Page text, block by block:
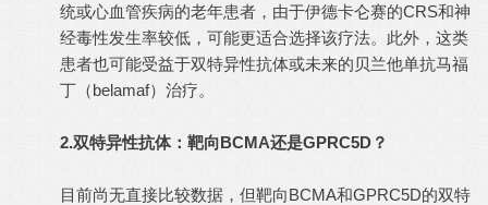
统或心血管疾病的老年患者，由于伊德卡仑赛的CRS和神
经毒性发生率较低，可能更适合选择该疗法。此外，这类
患者也可能受益于双特异性抗体或未来的贝兰他单抗马福
丁（belamaf）治疗。
2.双特异性抗体：靶向BCMA还是GPRC5D？
目前尚无直接比较数据，但靶向BCMA和GPRC5D的双特